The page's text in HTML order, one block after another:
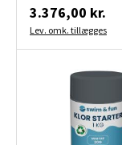
3.376,00 kr.
Lev. omk. tillægges